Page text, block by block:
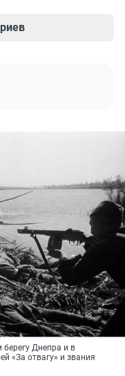
Днепра и в
«За отвагу» и звания